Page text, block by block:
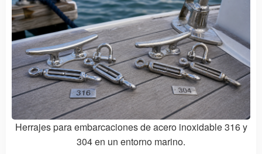
Herrajes para embarcaciones de acero inoxidable 316 y
304 en un entorno marino.